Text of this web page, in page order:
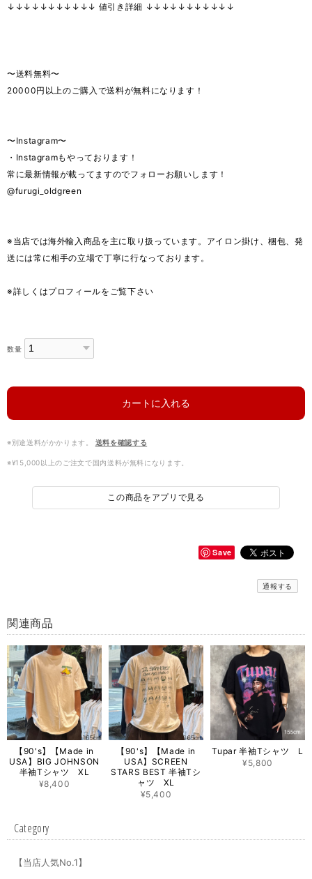
↓↓↓↓↓↓↓↓↓↓↓ 値引き詳細 ↓↓↓↓↓↓↓↓↓↓↓
〜送料無料〜
20000円以上のご購入で送料が無料になります！
〜Instagram〜
・Instagramもやっております！
常に最新情報が載ってますのでフォローお願いします！
@furugi_oldgreen
※当店では海外輸入商品を主に取り扱っています。アイロン掛け、梱包、発
送には常に相手の立場で丁寧に行なっております。
※詳しくはプロフィールをご覧下さい
数量
カートに入れる
※別途送料がかかります。 送料を確認する
※¥15,000以上のご注文で国内送料が無料になります。
この商品をアプリで見る
Save
通報する
関連商品
【90's】【Made in
USA】BIG JOHNSON
半袖Tシャツ XL
¥8,400
【90's】【Made in
USA】SCREEN
STARS BEST 半袖Tシ
ャツ XL
¥5,400
Tupar 半袖Tシャツ L
¥5,800
Category
【当店人気No.1】